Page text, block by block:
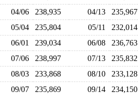
04/06 238,935 04/13
05/04 235,804 05/11
06/01 239,034 06/08
07/06 238,997 07/13
08/03 233,868 08/10
09/07 235,869 09/14